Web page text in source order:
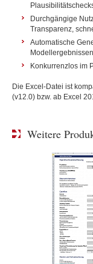
Durchgängige
Transparenz,
Automatische
Konkurrenzlos im
Die Excel-Datei ist
(v12.0) bzw. ab Excel
Weitere